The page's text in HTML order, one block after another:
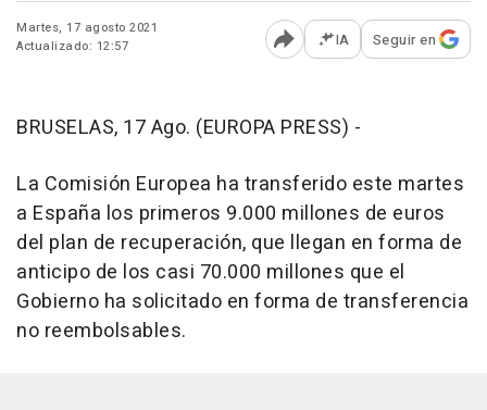
Martes, 17 agosto 2021
Actualizado: 12:57
Abrir opciones para
IA Seguir en
BRUSELAS, 17 Ago. (EUROPA PRESS) -
La Comisión Europea ha transferido este martes
a España los primeros 9.000 millones de euros
del plan de recuperación, que llegan en forma de
anticipo de los casi 70.000 millones que el
Gobierno ha solicitado en forma de transferencia
no reembolsables.